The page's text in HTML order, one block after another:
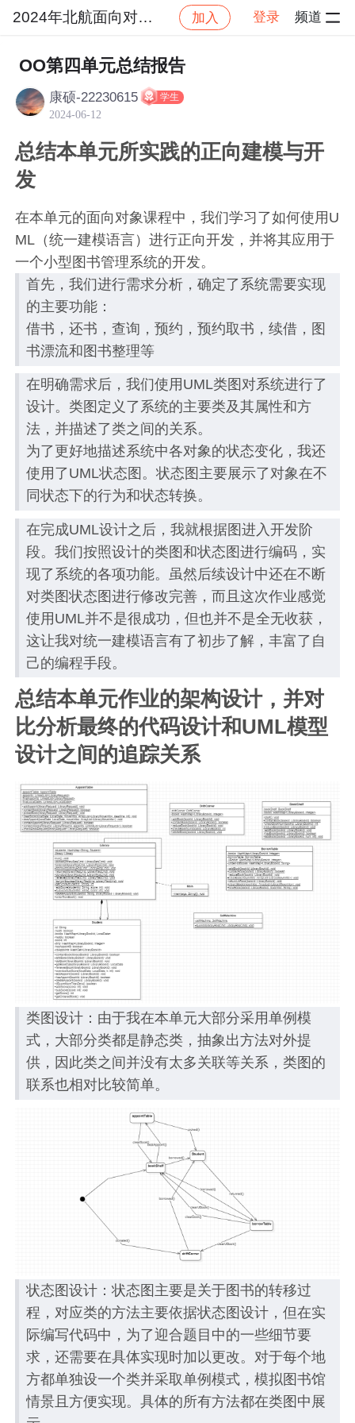
2024年北航面向对象设计与构造 加入 登录 频道
社区 2024年北航面向对象设计与构造
OO第四单元总结报告
康硕-22230615 学生
2024-06-12
总结本单元所实践的正向建模与开
发
在本单元的面向对象课程中，我们学习了如何使用U
ML（统一建模语言）进行正向开发，并将其应用于
一个小型图书管理系统的开发。
首先，我们进行需求分析，确定了系统需要实现
的主要功能：
借书，还书，查询，预约，预约取书，续借，图
书漂流和图书整理等
在明确需求后，我们使用UML类图对系统进行了
设计。类图定义了系统的主要类及其属性和方
法，并描述了类之间的关系。
为了更好地描述系统中各对象的状态变化，我还
使用了UML状态图。状态图主要展示了对象在不
同状态下的行为和状态转换。
在完成UML设计之后，我就根据图进入开发阶
段。我们按照设计的类图和状态图进行编码，实
现了系统的各项功能。虽然后续设计中还在不断
对类图状态图进行修改完善，而且这次作业感觉
使用UML并不是很成功，但也并不是全无收获，
这让我对统一建模语言有了初步了解，丰富了自
己的编程手段。
总结本单元作业的架构设计，并对
比分析最终的代码设计和UML模型
设计之间的追踪关系
类图设计：由于我在本单元大部分采用单例模
式，大部分类都是静态类，抽象出方法对外提
供，因此类之间并没有太多关联等关系，类图的
联系也相对比较简单。
状态图设计：状态图主要是关于图书的转移过
程，对应类的方法主要依据状态图设计，但在实
际编写代码中，为了迎合题目中的一些细节要
求，还需要在具体实现时加以更改。对于每个地
方都单独设一个类并采取单例模式，模拟图书馆
情景且方便实现。具体的所有方法都在类图中展